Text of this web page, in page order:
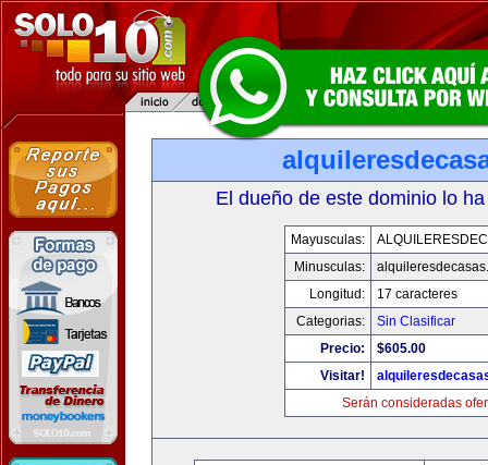
El dueño de este dominio lo
Mayusculas:
Minusculas:
Longitud:
17 caracteres
Categorias:
Sin Clasificar
Precio:
$605.00
Visitar!
Serán consideradas